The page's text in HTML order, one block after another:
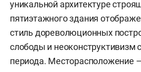
уникальной архитектуре
пятиэтажного здания
стиль дореволюционных
слободы и неоконструктивизм
периода. Месторасположение